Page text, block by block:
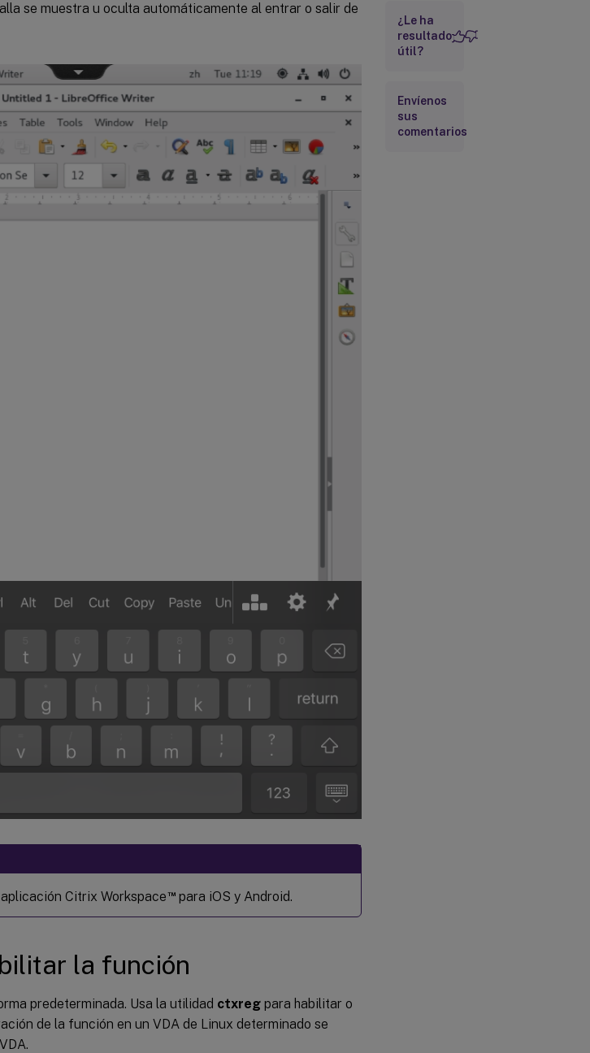
se muestra u oculta automáticamente al entrar o salir de
Citrix Workspace™para iOS y Android.
la función
predeterminada. Usa la utilidad ctxreg para habilitar o
de la función en un VDA de Linux determinado se
¿Le ha
resultado
útil?
Envíenos
sus
comentarios